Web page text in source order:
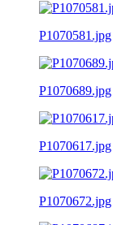
P1070581.jpg
P1070689.jpg
P1070617.jpg
P1070672.jpg